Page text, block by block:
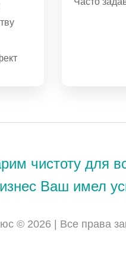
чистоту для
Ваш имел
© 2026 | Все права